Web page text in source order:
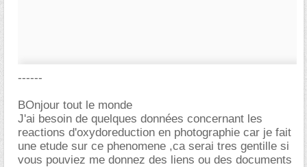
------
BOnjour tout le monde
J'ai besoin de quelques données concernant les
reactions d'oxydoreduction en photographie car je fait
une etude sur ce phenomene ,ca serai tres gentille si
vous pouviez me donnez des liens ou des documents